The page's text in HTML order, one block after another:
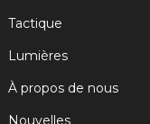
Tactique
Lumières
À propos de nous
Nouvelles